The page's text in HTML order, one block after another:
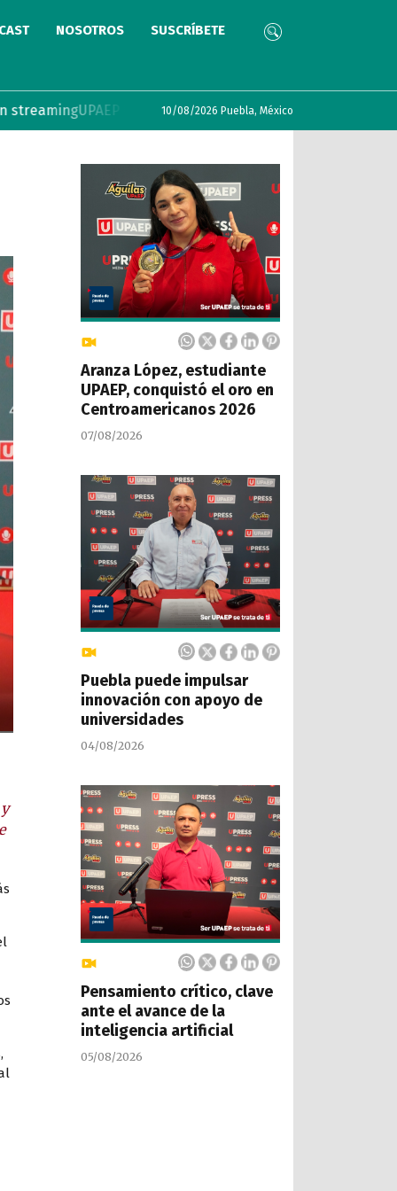
NOSOTROS SUSCRÍBETE
UPAEP lanza convocatoria COIL 2026 con incentivos para
10/08/2026 Puebla, México
Aranza López, estudiante
UPAEP, conquistó el oro en
Centroamericanos 2026
07/08/2026
Puebla puede impulsar
innovación con apoyo de
universidades
04/08/2026
Pensamiento crítico, clave
ante el avance de la
inteligencia artificial
05/08/2026